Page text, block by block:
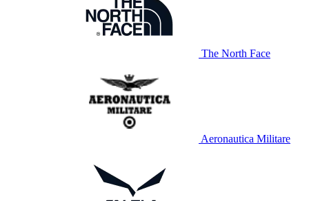
The North Face
Aeronautica Militare